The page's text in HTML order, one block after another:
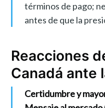
términos de pago;
antes de que la
Reacciones
Canadá ante
Certidumbre y